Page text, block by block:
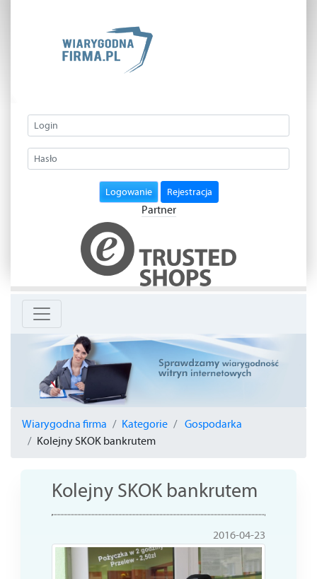
Logowanie Rejestracja
Partner
Wiarygodna firma Kategorie
Gospodarka
Kolejny SKOK bankrutem
Kolejny SKOK bankrutem
2016-04-23